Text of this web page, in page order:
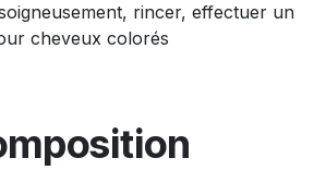
rincer, effectuer un
cheveux colorés